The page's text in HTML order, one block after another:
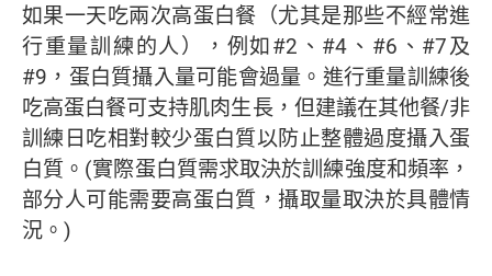
如果一天吃兩次高蛋白餐（尤其是那些不經常進
行重量訓練的人），例如#2、#4、#6、#7及
#9，蛋白質攝入量可能會過量。進行重量訓練後
吃高蛋白餐可支持肌肉生長，但建議在其他餐/非
訓練日吃相對較少蛋白質以防止整體過度攝入蛋
白質。(實際蛋白質需求取決於訓練強度和頻率，
部分人可能需要高蛋白質，攝取量取決於具體情
況。)